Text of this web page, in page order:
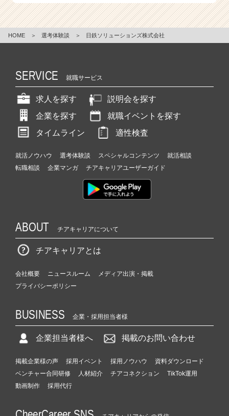
e
e
HOME ＞ 選考体験談 ＞ 日鉄ソリューションズ株式会社
SERVICE 就職サービス
求人を探す
説明会を探す
企業を探す
就職イベントを探す
タイムライン
適性検査
就活ノウハウ 選考体験談 スペシャルコンテンツ
就活相談
転職相談
企業マンガ チアキャリアユーザーガイド
ABOUT チアキャリアについて
チアキャリアとは
会社概要 ニュースルーム
メディア出演・掲載
プライバシーポリシー
BUSINESS 企業・採用担当者様
企業担当者様へ 掲載のお問い合わせ
掲載企業様の声 採用イベント 採用ノウハウ
資料ダウンロード
ベンチャー合同研修
人材紹介 チアコネクション
TikTok運用
動画制作
採用代行